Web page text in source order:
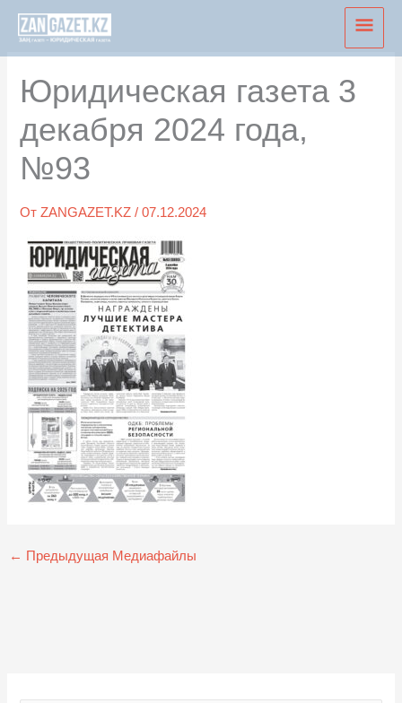
Перейти
содержимому
Юридическая газета 3
декабря 2024 года,
№93
ОтZANGAZET.KZ/07.12.2024
← Предыдущая Медиафайлы